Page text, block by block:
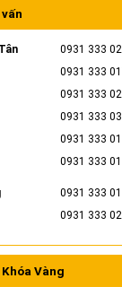
0931 333
0931 333
0931 333
0931 333
0931 333
0931 333
0931 333
0931 333
Vàng